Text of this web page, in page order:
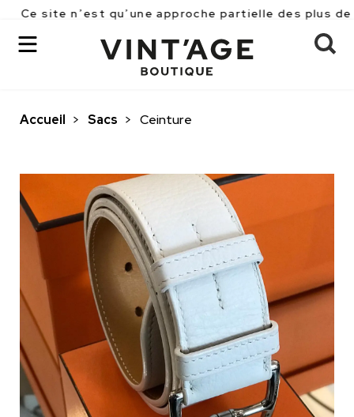
qu’une approche partielle des plus de 2500
Accueil > Sacs > Ceinture